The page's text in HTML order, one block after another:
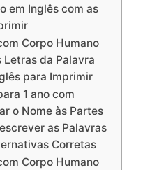
em Inglês com as
Corpo Humano
Letras da Palavra
para Imprimir
1 ano com
o Nome às Partes
as Palavras
Corretas
Corpo Humano